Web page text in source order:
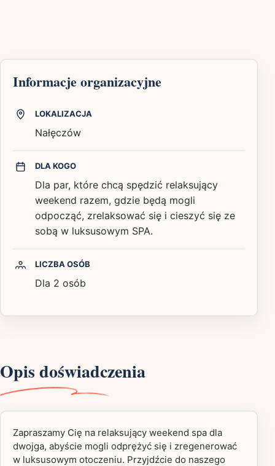
Informacje organizacyjne
LOKALIZACJA
Nałęczów
DLA KOGO
Dla par, które chcą spędzić relaksujący
weekend razem, gdzie będą mogli
odpocząć, zrelaksować się i cieszyć się ze
sobą w luksusowym SPA.
LICZBA OSÓB
Dla 2 osób
Opis doświadczenia
Zapraszamy Cię na relaksujący weekend spa dla
dwojga, abyście mogli odprężyć się i zregenerować
w luksusowym otoczeniu. Przyjdźcie do naszego